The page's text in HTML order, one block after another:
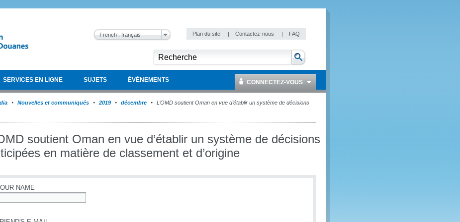
French : français Plan du site | Contactez-nous | FAQ
SERVICES EN LIGNE SUJETS ÉVÉNEMENTS CONNECTEZ-VOUS
Nouvelles et communiqués 2019 décembre
L’OMD soutient Oman en vue d’établir un système de décisions
soutient Oman en vue d’établir un système de décisions
en matière de classement et d’origine
NAME